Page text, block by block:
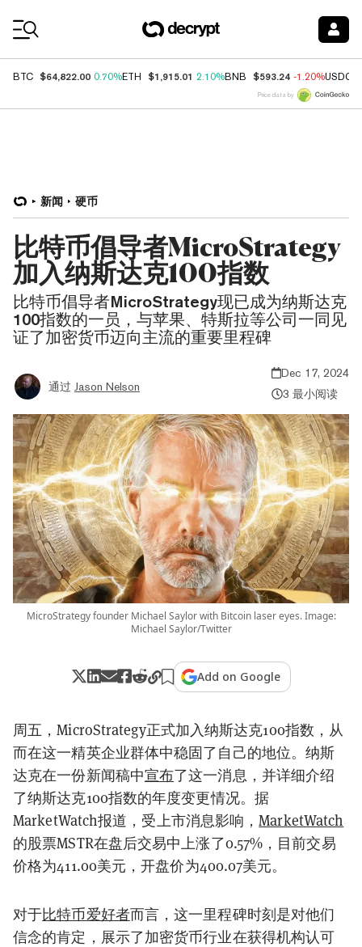
BTC $64,822.00 0.70%ETH $1,915.01 2.10%BNB $593.24 -1.20%USDC
Price data by
新闻 硬币
比特币倡导者MicroStrategy
加入纳斯达克100指数
比特币倡导者MicroStrategy现已成为纳斯达克
100指数的一员，与苹果、特斯拉等公司一同见
证了加密货币迈向主流的重要里程碑
通过 Jason Nelson
Dec 17, 2024
3 最小阅读
MicroStrategy founder Michael Saylor with Bitcoin laser eyes. Image:
Michael Saylor/Twitter
Add on Google
周五，MicroStrategy正式加入纳斯达克100指数，从
而在这一精英企业群体中稳固了自己的地位。纳斯
达克在一份新闻稿中宣布了这一消息，并详细介绍
了纳斯达克100指数的年度变更情况。据
MarketWatch报道，受上市消息影响，MarketWatch
的股票MSTR在盘后交易中上涨了0.57%，目前交易
价格为411.00美元，开盘价为400.07美元。
对于比特币爱好者而言，这一里程碑时刻是对他们
信念的肯定，展示了加密货币行业在获得机构认可